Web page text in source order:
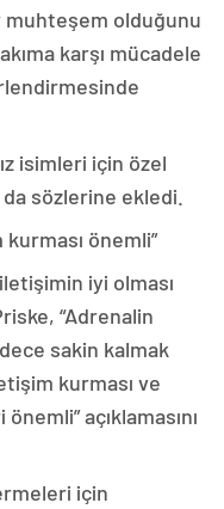
muhteşem olduğunu
karşı mücadele
isimleri için özel
da sözlerine ekledi.
önemli”
iyi olması
“Adrenalin
sakin kalmak
kurması ve
açıklamasını
için